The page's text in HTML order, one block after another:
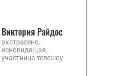
Виктория Райдос
экстрасенс,
ясновидящая,
участница телешоу